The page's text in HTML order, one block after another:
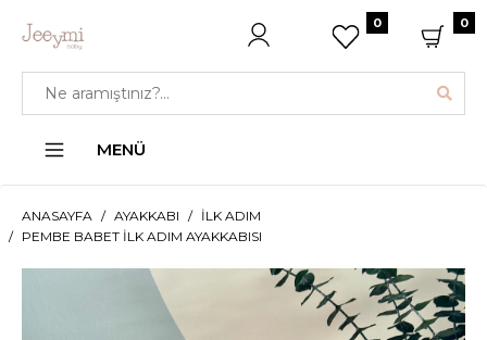
0 0
MENÜ
ANASAYFA AYAKKABI
İLK ADIM
PEMBE BABET İLK ADIM AYAKKABISI